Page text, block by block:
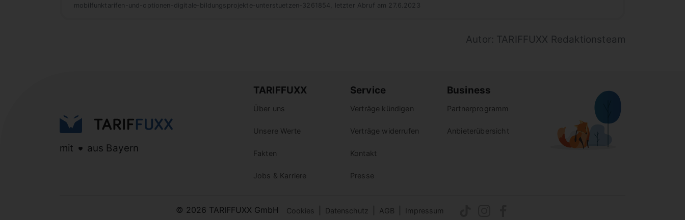
mobilfunktarifen-und-optionen-digitale-bildungsprojekte-unterstuetzen-3261854 , letzter Abruf am 27.6.2023
Autor: TARIFFUXX Redaktionsteam
mit aus Bayern
TARIFFUXX
Über uns
Unsere Werte
Fakten
Jobs & Karriere
Service
Verträge kündigen
Verträge widerrufen
Kontakt
Presse
Business
Partnerprogramm
Anbieterübersicht
© 2026 TARIFFUXX GmbH Cookies Datenschutz AGB Impressum